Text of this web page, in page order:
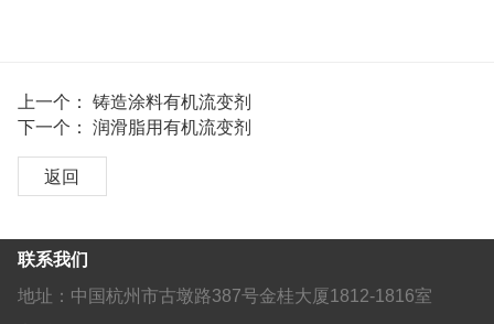
上一个： 铸造涂料有机流变剂
下一个： 润滑脂用​有机流变剂
返回
联系我们
地址：中国杭州市古墩路387号金桂大厦1812-1816室